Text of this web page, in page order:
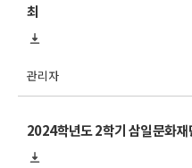
최
관리자
2024학년도 2학기 삼일문화